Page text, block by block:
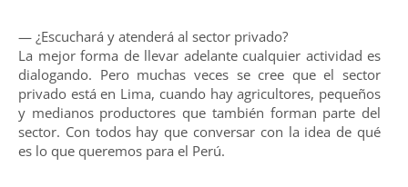
— ¿Escuchará y atenderá al sector privado?
La mejor forma de llevar adelante cualquier actividad es
dialogando. Pero muchas veces se cree que el sector
privado está en Lima, cuando hay agricultores, pequeños
y medianos productores que también forman parte del
sector. Con todos hay que conversar con la idea de qué
es lo que queremos para el Perú.